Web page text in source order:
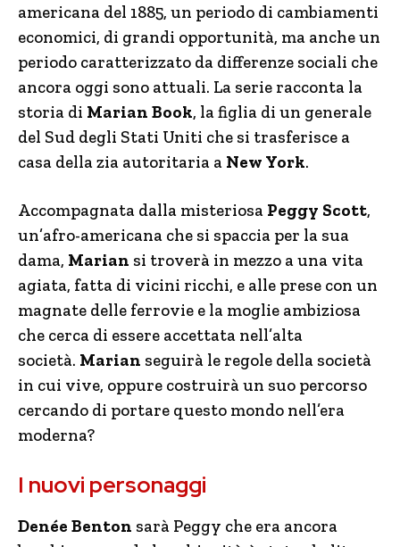
americana del 1885, un periodo di cambiamenti
economici, di grandi opportunità, ma anche un
periodo caratterizzato da differenze sociali che
ancora oggi sono attuali. La serie racconta la
storia di Marian Book, la figlia di un generale
del Sud degli Stati Uniti che si trasferisce a
casa della zia autoritaria a New York.
Accompagnata dalla misteriosa Peggy Scott,
un’afro-americana che si spaccia per la sua
dama, Marian si troverà in mezzo a una vita
agiata, fatta di vicini ricchi, e alle prese con un
magnate delle ferrovie e la moglie ambiziosa
che cerca di essere accettata nell’alta
società. Marian seguirà le regole della società
in cui vive, oppure costruirà un suo percorso
cercando di portare questo mondo nell’era
moderna?
I nuovi personaggi
Denée Benton sarà Peggy che era ancora